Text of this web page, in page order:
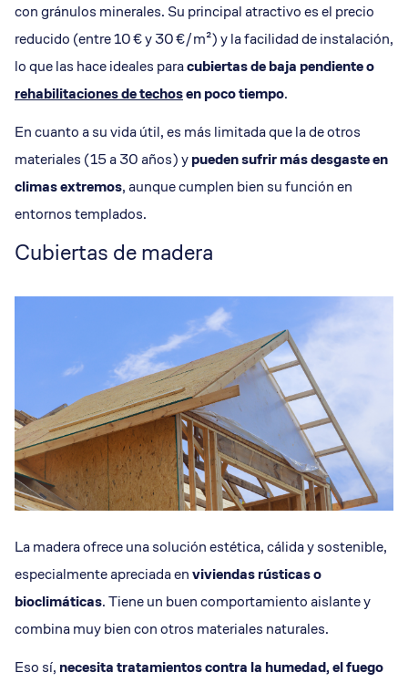
con gránulos minerales. Su principal atractivo es el precio
reducido (entre 10 € y 30 €/m²) y la facilidad de instalación,
lo que las hace ideales paracubiertas de baja pendiente o
rehabilitaciones de techosen poco tiempo.
En cuanto a su vida útil, es más limitada que la de otros
materiales (15 a 30 años) ypueden sufrir más desgaste en
climas extremos, aunque cumplen bien su función en
entornos templados.
Cubiertas de madera
La madera ofrece una solución estética, cálida y sostenible,
especialmente apreciada enviviendas rústicas o
bioclimáticas. Tiene un buen comportamiento aislante y
combina muy bien con otros materiales naturales.
Eso sí, necesita tratamientos contra la humedad, el fuego